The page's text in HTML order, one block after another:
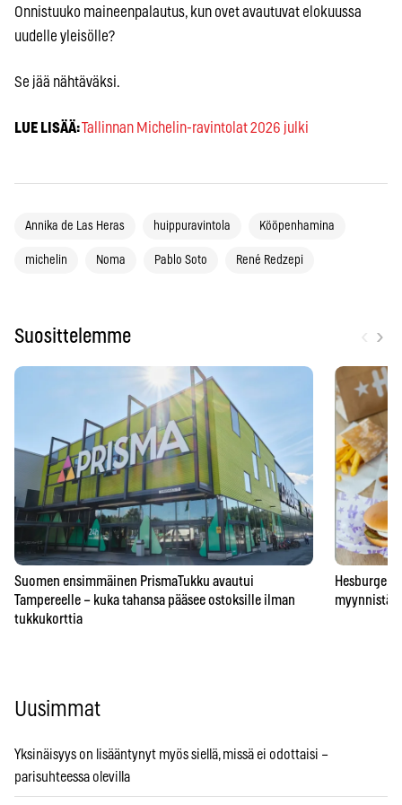
Onnistuuko maineenpalautus, kun ovet avautuvat elokuussa
uudelle yleisölle?
Se jää nähtäväksi.
LUE LISÄÄ:Tallinnan Michelin-ravintolat 2026 julki
Annika de Las Heras huippuravintola Kööpenhamina
michelin Noma Pablo Soto René Redzepi
Suosittelemme ›
Suomen ensimmäinen PrismaTukku avautui
Tampereelle – kuka tahansa pääsee ostoksille ilman
tukkukorttia
myynnistä
Uusimmat
Yksinäisyys on lisääntynyt myös siellä, missä ei odottaisi –
parisuhteessa olevilla